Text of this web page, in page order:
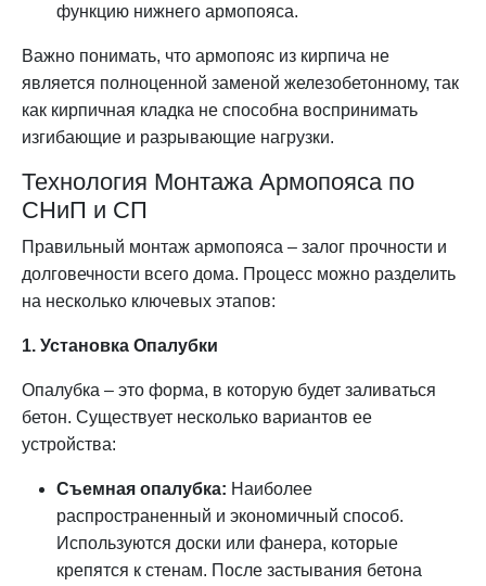
функцию нижнего армопояса.
Важно понимать, что армопояс из кирпича не
является полноценной заменой железобетонному, так
как кирпичная кладка не способна воспринимать
изгибающие и разрывающие нагрузки.
Технология Монтажа Армопояса по
СНиП и СП
Правильный монтаж армопояса – залог прочности и
долговечности всего дома. Процесс можно разделить
на несколько ключевых этапов:
1. Установка Опалубки
Опалубка – это форма, в которую будет заливаться
бетон. Существует несколько вариантов ее
устройства:
Съемная опалубка: Наиболее
распространенный и экономичный способ.
Используются доски или фанера, которые
крепятся к стенам. После застывания бетона